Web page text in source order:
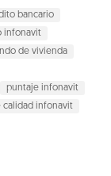
bancario
infonavit
de vivienda
puntaje infonavit
calidad infonavit